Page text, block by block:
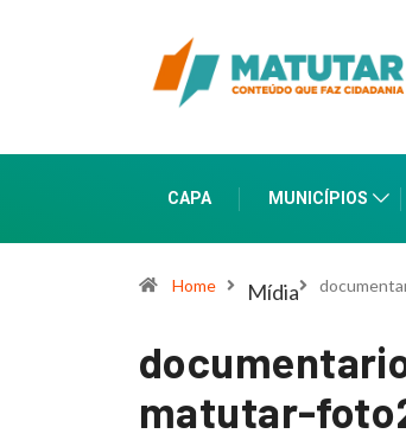
CAPA MUNICÍPIOS
Home Mídia
matutar-